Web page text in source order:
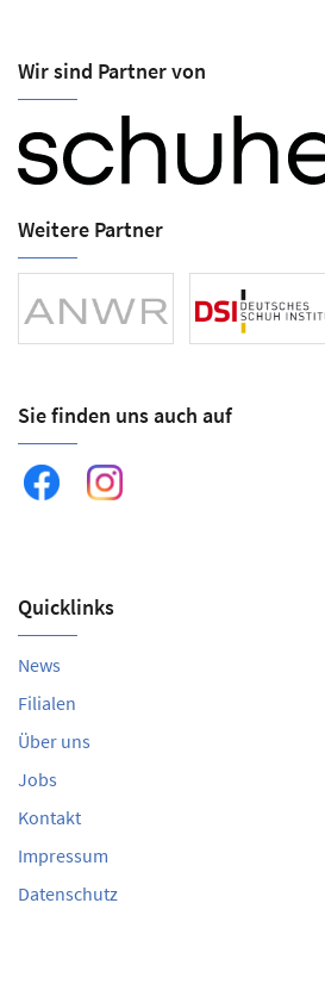
Wir sind Partner von
Weitere Partner
Sie finden uns auch auf
Quicklinks
News
Filialen
Über uns
Jobs
Kontakt
Impressum
Datenschutz